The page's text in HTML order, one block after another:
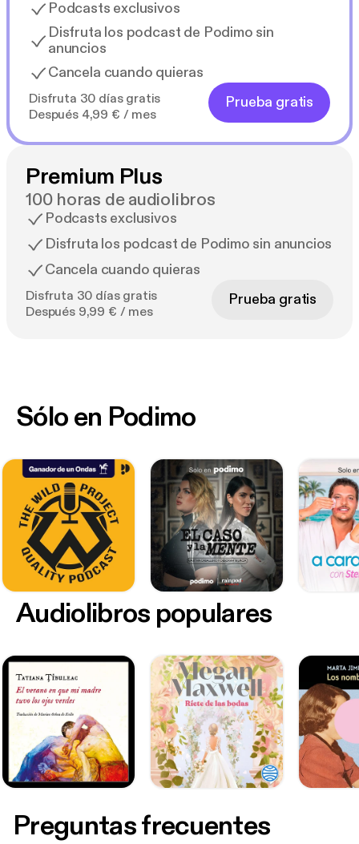
Podcasts exclusivos
Disfruta los podcast de Podimo sin
anuncios
Cancela cuando quieras
Disfruta 30 días gratis
Después 4,99 € / mes
Prueba gratis
Premium Plus
100 horas de audiolibros
Podcasts exclusivos
Disfruta los podcast de Podimo sin anuncios
Cancela cuando quieras
Disfruta 30 días gratis
Después 9,99 € / mes
Prueba gratis
Sólo en Podimo
Audiolibros populares
Preguntas frecuentes